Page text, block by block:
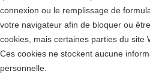
connexion ou le remplissage de
votre navigateur afin de bloquer ou
cookies, mais certaines parties du site
Ces cookies ne stockent aucune
personnelle.